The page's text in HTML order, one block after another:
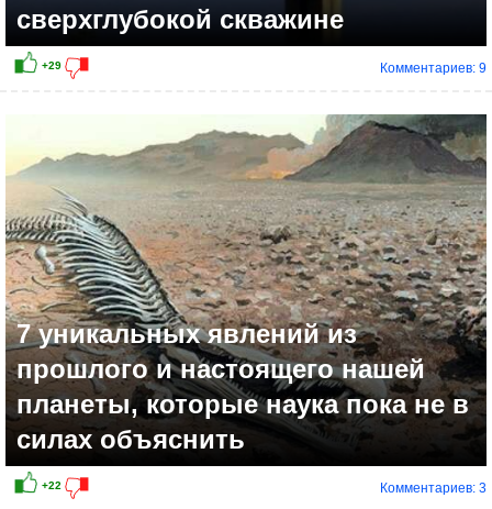
+13
сверхглубокой скважине
Комментариев: 9
7 уникальных явлений из
прошлого и настоящего нашей
планеты, которые наука пока не в
силах объяснить
Комментариев: 3